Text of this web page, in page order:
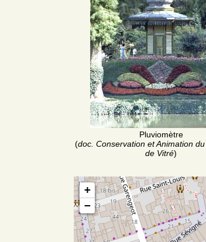
Pluviomètre
(doc. Conservation et Animation
de Vitré)
+
−